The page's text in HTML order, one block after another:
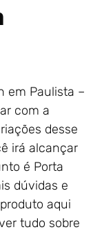
das Ostras –
de
– RJ
de
– RJ
Iguaçu – RJ
de
Friburgo –
em Paulista –
com a
desse
irá alcançar
é Porta
dúvidas e
aqui
tudo sobre